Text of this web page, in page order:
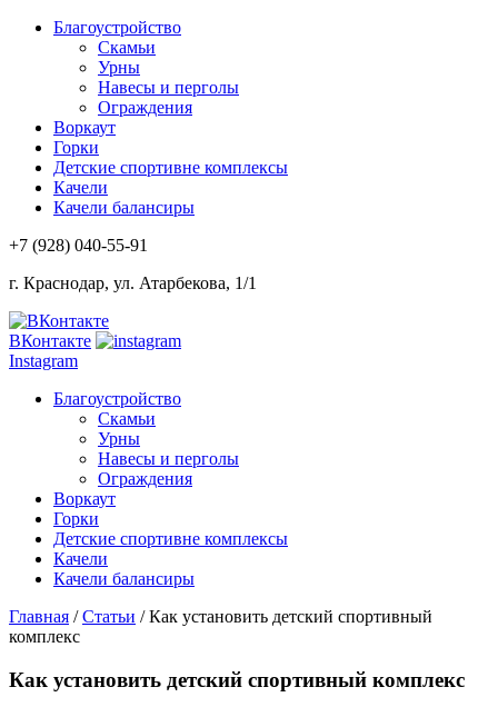
Благоустройство
Скамьи
Урны
Навесы и перголы
Ограждения
Воркаут
Горки
Детские спортивне комплексы
Качели
Качели балансиры
+7 (928) 040-55-91
г. Краснодар, ул. Атарбекова, 1/1
ВКонтакте
Instagram
Благоустройство
Скамьи
Урны
Навесы и перголы
Ограждения
Воркаут
Горки
Детские спортивне комплексы
Качели
Качели балансиры
Главная / Статьи / Как установить детский спортивный
комплекс
Как установить детский спортивный комплекс